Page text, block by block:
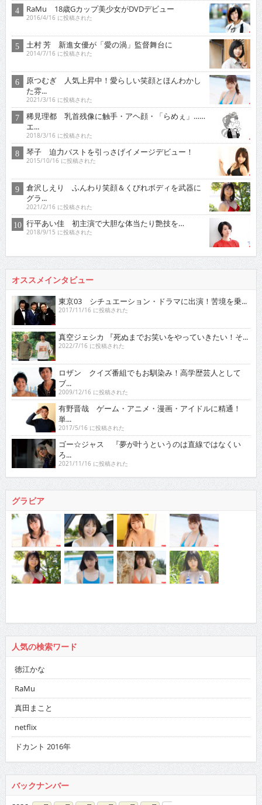
RaMu 18歳Gカップ美少女がDVDデビュー
2016/4/16 に投稿された
土村 芳 新進女優が「愛の渦」監督舞台に
2014/7/16 に投稿された
原つむぎ 人気上昇中！愛らしい笑顔とほんわかし
た雰...
2021/3/16 に投稿された
稀見理都 乳首残像に触手・アヘ顔・「らめぇ」……
エ...
2018/3/16 に投稿された
琴子 迫力バストを引っさげイメージデビュー！
2015/10/16 に投稿された
倉沢しえり ふんわり笑顔＆くびれボディを武器に
グラ...
2021/2/16 に投稿された
行平あい佳 初主演で大胆な体当たり艶技を…
2018/9/15 に投稿された
オススメインタビュー
東京03 シチュエーション・ドラマに出演！苦境を乗...
2017/11/16 に投稿された
真空ジェシカ 『死ぬまでお笑いをやっていきたい！そ...
2022/7/16 に投稿された
ロザン クイズ番組でもお馴染み！高学歴芸人として
ブ...
2009/12/16 に投稿された
有野晋哉 ゲーム・アニメ・漫画・アイドルに精通！
単...
2017/5/16 に投稿された
ゴー☆ジャス 『夢が叶うというのは直線ではなくい
ろ...
2021/11/16 に投稿された
グラビア
人気の検索ワード
徳江かな
RaMu
真田まこと
netflix
ドカント 2016年
バックナンバー